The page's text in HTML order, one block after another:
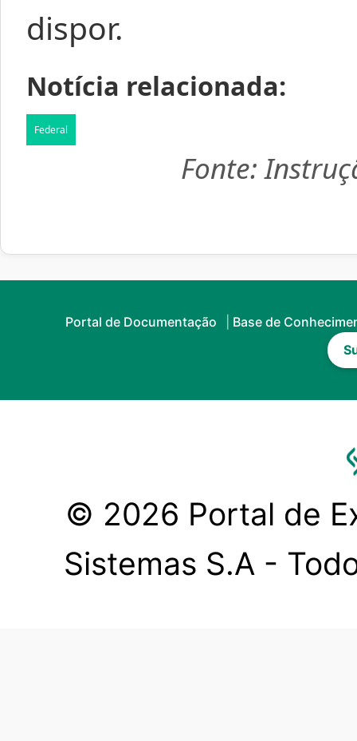
dispor.
Notícia relacionada:
Federal
Fonte:
Portal de Documentação
Base de
© 2026 Portal de
Sistemas S.A -